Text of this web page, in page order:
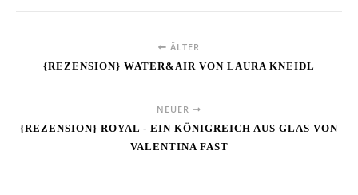
ÄLTER
{REZENSION} WATER&AIR VON LAURA KNEIDL
NEUER
{REZENSION} ROYAL - EIN KÖNIGREICH AUS GLAS VON
VALENTINA FAST